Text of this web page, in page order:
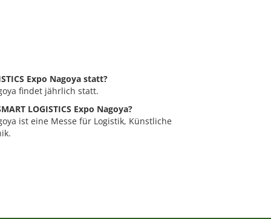
Expo Nagoya statt?
findet jährlich statt.
LOGISTICS Expo Nagoya?
ist eine Messe für Logistik, Künstliche